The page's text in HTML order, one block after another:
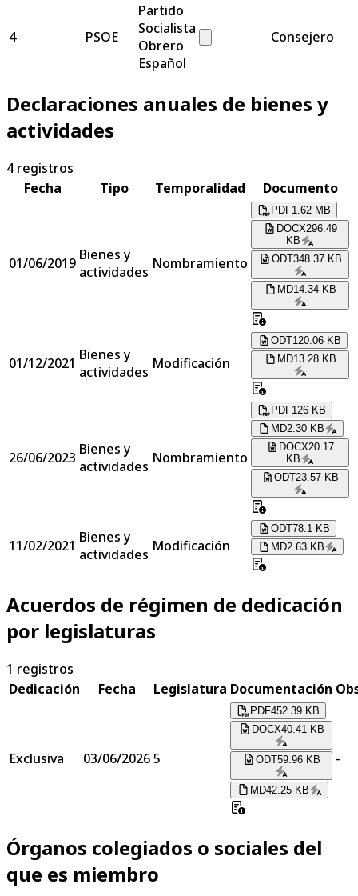
4 PSOE
Partido
Socialista
Obrero
Español
Consejero
Declaraciones anuales de bienes y
actividades
4 registros
Fecha
Tipo Temporalidad Documento
01/06/2019 Bienes y
actividades Nombramiento
PDF1.62 MB
DOCX296.49
KB
ODT348.37 KB
MD14.34 KB
01/12/2021 Bienes y
actividades Modificación
ODT120.06 KB
MD13.28 KB
26/06/2023 Bienes y
actividades Nombramiento
PDF126 KB
MD2.30 KB
DOCX20.17
KB
ODT23.57 KB
11/02/2021 Bienes y
actividades Modificación
ODT78.1 KB
MD2.63 KB
Acuerdos de régimen de dedicación
por legislaturas
1 registros
Dedicación
Fecha Legislatura Documentación
Exclusiva 03/06/20265
PDF452.39 KB
DOCX40.41 KB
ODT59.96 KB
MD42.25 KB
-
Órganos colegiados o sociales del
que es miembro